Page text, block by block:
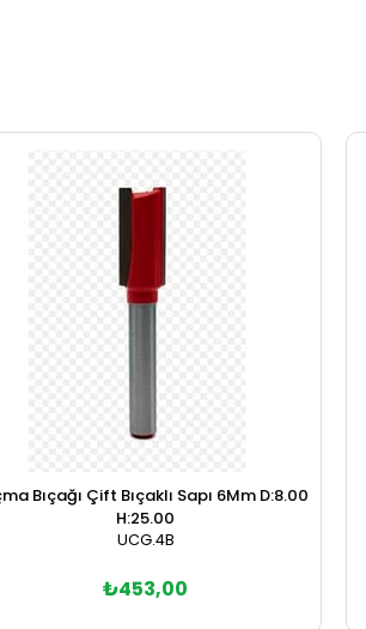
Bıçağı Çift Bıçaklı Sapı 6Mm D:8.00
H:25.00
UCG.4B
₺453,00